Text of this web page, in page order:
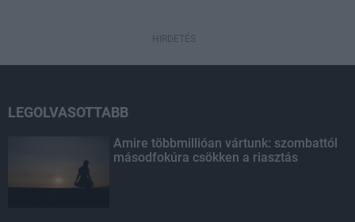
HIRDETÉS
LEGOLVASOTTABB
Amire többmillióan vártunk: szombattól
másodfokúra csökken a riasztás